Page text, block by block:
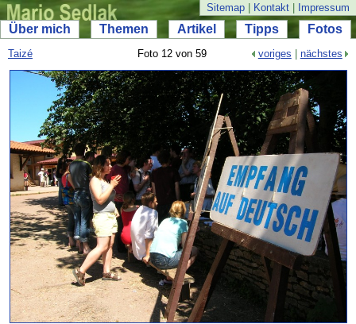
Sitemap Kontakt Impressum
Über mich Themen Artikel Tipps Fotos
Taizé Foto 12 von 59 voriges nächstes